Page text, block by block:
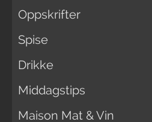
Oppskrifter
Spise
Drikke
Middagstips
Maison Mat & Vin